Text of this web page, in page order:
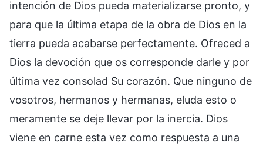
intención de Dios pueda materializarse pronto, y
para que la última etapa de la obra de Dios en la
tierra pueda acabarse perfectamente. Ofreced a
Dios la devoción que os corresponde darle y por
última vez consolad Su corazón. Que ninguno de
vosotros, hermanos y hermanas, eluda esto o
meramente se deje llevar por la inercia. Dios
viene en carne esta vez como respuesta a una